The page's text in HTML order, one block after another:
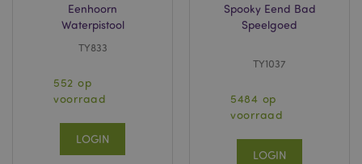
Eenhoorn
Waterpistool
TY833
552 op
voorraad
LOGIN
Spooky Eend Bad
Speelgoed
TY1037
5484 op
voorraad
LOGIN